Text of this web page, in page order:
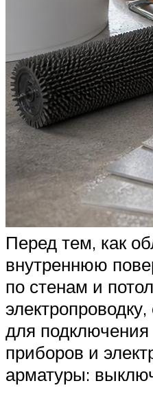
Перед тем, как
внутреннюю
по стенам и
для
приборов и
арматуры: